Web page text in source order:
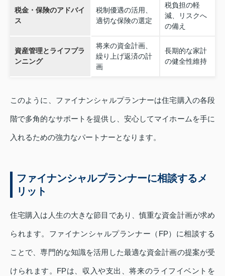
税金・保険のアドバイ
ス
税制優遇の活用、
適切な保険の選定
税負担の軽
減、リスクへ
の備え
資産管理とライフプラ
ンニング
将来の資金計画、
繰り上げ返済の計
画
長期的な家計
の健全性維持
このように、ファイナンシャルプランナーは住宅購入の各段
階で多角的なサポートを提供し、安心してマイホームを手に
入れるための強力なパートナーとなります。
ファイナンシャルプランナーに相談するメ
リット
住宅購入は人生の大きな節目であり、慎重な資金計画が求め
られます。ファイナンシャルプランナー（FP）に相談する
ことで、専門的な知識を活用した最適な資金計画の提案が受
けられます。FPは、収入や支出、将来のライフイベントを